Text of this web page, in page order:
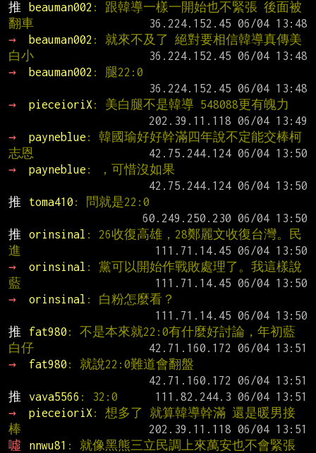
推
beauman002 : 跟韓導一樣一開始也不緊張 後面被
翻車
→
beauman002 : 就來不及了 絕對要相信韓導真傳美
白小
→
beauman002 : 腿22:0
→
pieceioriX : 美白腿不是韓導 548088更有魄力
→
payneblue : 韓國瑜好好幹滿四年說不定能交棒柯
志恩
→
payneblue : ，可惜沒如果
推
toma410 : 問就是22:0
推
orinsinal : 26收復高雄，28鄭麗文收復台灣。民
進
→
orinsinal : 黨可以開始作戰敗處理了。我這樣說
藍
→
orinsinal : 白粉怎麼看？
推
fat980 : 不是本來就22:0有什麼好討論，年初藍
白仔
→
fat980 : 就說22:0難道會翻盤
推
vava5566 : 32:0
→
pieceioriX : 想多了 就算韓導幹滿 還是暖男接
棒
噓
nnwu81 : 就像黑熊三立民調上來萬安也不會緊張